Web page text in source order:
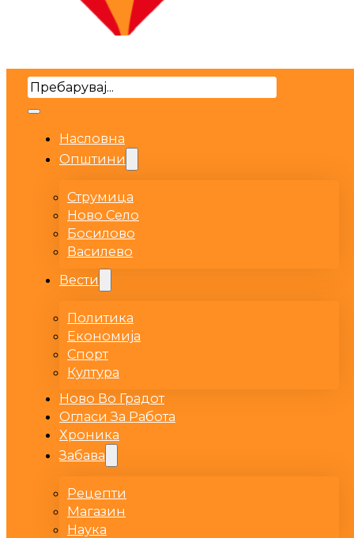
Search
Насловна
Општини
Струмица
Ново Село
Босилово
Василево
Вести
Политика
Економија
Спорт
Култура
Ново Во Градот
Огласи За Работа
Хроника
Забава
Рецепти
Магазин
Наука